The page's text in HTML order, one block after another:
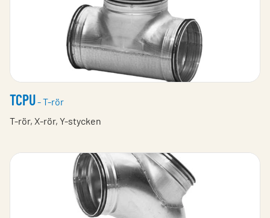
TCPU- T-rör
T-rör, X-rör, Y-stycken